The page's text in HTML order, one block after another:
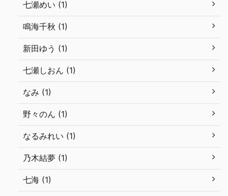
七瀬めい (1)
鳴海千秋 (1)
新田ゆう (1)
七瀬しおん (1)
なみ (1)
野々のん (1)
なるみれい (1)
乃木結夢 (1)
七海 (1)